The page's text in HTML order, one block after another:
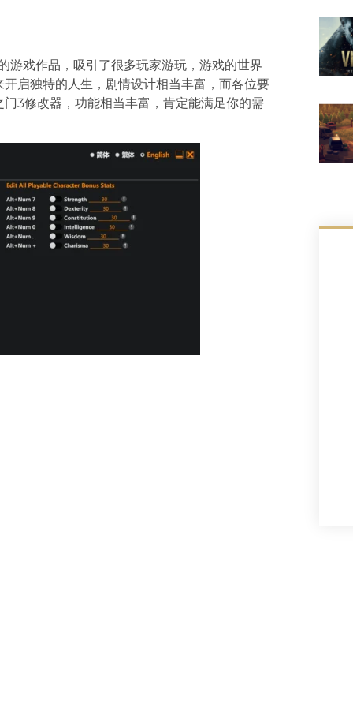
游戏作品，吸引了很多玩家游玩，游戏的世界
启独特的人生，剧情设计相当丰富，而各位要
3修改器，功能相当丰富，肯定能满足你的需